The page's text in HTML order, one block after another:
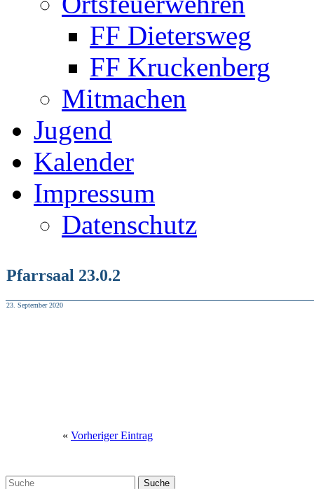
FF Dietersweg
FF Kruckenberg
Mitmachen
Jugend
Kalender
Impressum
Datenschutz
Pfarrsaal 23.0.2
23. September 2020
« Vorheriger Eintrag